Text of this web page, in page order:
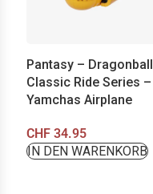
Pantasy – Dragonball
Classic Ride Series –
Yamchas Airplane
CHF 34.95
IN DEN WARENKORB